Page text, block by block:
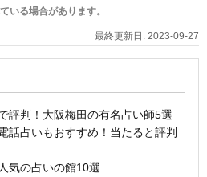
いる場合があります。
最終更新日: 2023-09-27
評判！大阪梅田の有名占い師5選
話占いもおすすめ！当たると評判
気の占いの館10選